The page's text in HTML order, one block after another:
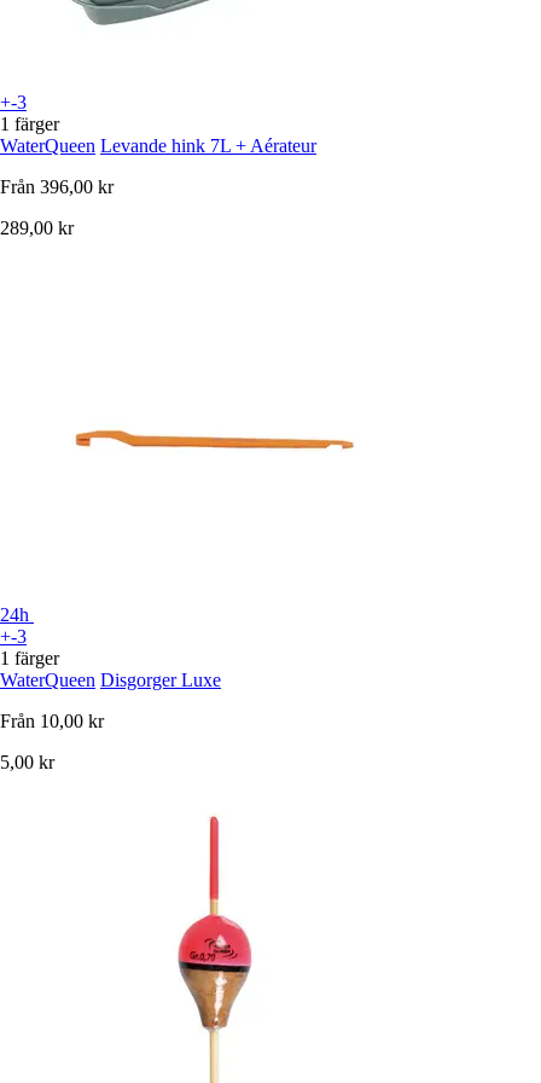
+-3
1 färger
WaterQueen Levande hink 7L + Aérateur
Från 396,00 kr
289,00 kr
24h
+-3
1 färger
WaterQueen Disgorger Luxe
Från 10,00 kr
5,00 kr